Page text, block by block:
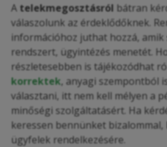
A telekmegosztásról bátran
válaszolunk az érdeklődőknek.
információhoz juthat hozzá,
rendszert, ügyintézés menetét.
részletesebben is tájékozódhat
korrektek, anyagi szempontból
választani, itt nem kell mélyen a
minőségi szolgáltatásért. Ha
keressen bennünket bizalommal,
ügyfelek rendelkezésére.